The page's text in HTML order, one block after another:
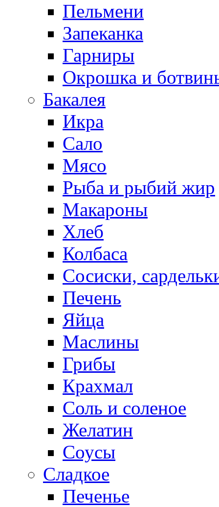
Пельмени
Запеканка
Гарниры
Окрошка и
Бакалея
Икра
Сало
Мясо
Рыба и рыбий жир
Макароны
Хлеб
Колбаса
Сосиски,
Печень
Яйца
Маслины
Грибы
Крахмал
Соль и соленое
Желатин
Соусы
Сладкое
Печенье